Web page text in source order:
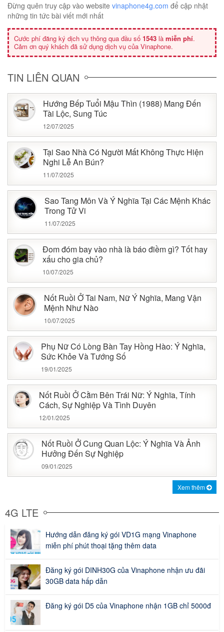
Đừng quên truy cập vào website vinaphone4g.com để cập nhật
những tin tức bài viết mới nhất
Cước phí đăng ký dịch vụ thông qua đầu số 1543 là miễn phí.
Cảm ơn quý khách đã sử dụng dịch vụ của Vinaphone.
TIN LIÊN QUAN
Hướng Bếp Tuổi Mậu Thìn (1988) Mang Đến
Tài Lộc, Sung Túc
12/07/2025
Tại Sao Nhà Có Người Mất Không Thực Hiện
Nghi Lễ An Bún?
11/07/2025
Sao Tang Môn Và Ý Nghĩa Tại Các Mệnh Khác
Trong Tử Vi
11/07/2025
Đom đóm bay vào nhà là báo điềm gì? Tốt hay
xấu cho gia chủ?
10/07/2025
Nốt Ruồi Ở Tai Nam, Nữ Ý Nghĩa, Mang Vận
Mệnh Như Nào
10/07/2025
Phụ Nữ Có Lòng Bàn Tay Hồng Hào: Ý Nghĩa,
Sức Khỏe Và Tướng Số
19/01/2025
Nốt Ruồi Ở Cằm Bên Trái Nữ: Ý Nghĩa, Tính
Cách, Sự Nghiệp Và Tình Duyên
12/01/2025
Nốt Ruồi Ở Cung Quan Lộc: Ý Nghĩa Và Ảnh
Hưởng Đến Sự Nghiệp
09/01/2025
Xem thêm
4G LTE
Hướng dẫn đăng ký gói VD1G mạng Vinaphone
miễn phí phút thoại tặng thêm data
Đăng ký gói DINH30G của Vinaphone nhận ưu đãi
30GB data hấp dẫn
Đăng ký gói D5 của Vinaphone nhận 1GB chỉ 5000đ